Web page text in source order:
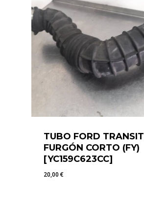
TUBO FORD TRANSIT
FURGÓN CORTO (FY)
[YC159C623CC]
20,00€